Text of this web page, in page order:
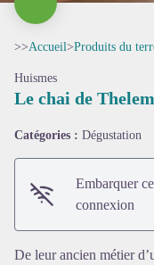
>>Accueil>Produits du
Huismes
Le chai de
Catégories : Dégustation
Embarquer
connexion
De leur ancien métier